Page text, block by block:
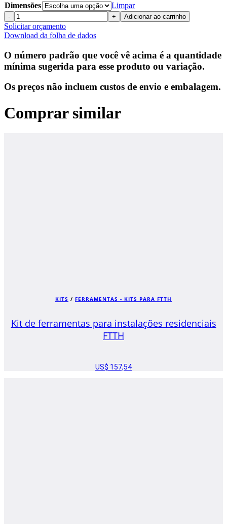
preço:
US$ 5,39
a
US$ 15,07
Dimensões Limpar
+
304
Stainless
Steel
Plastic
quantidade
- Adicionar ao carrinho
Solicitar orçamento
Download da folha de dados
O número padrão que você vê acima é a quantidade
mínima sugerida para esse produto ou variação.
Os preços não incluem custos de envio e embalagem.
Comprar similar
KITS / FERRAMENTAS - KITS PARA FTTH
Kit de ferramentas para instalações residenciais
FTTH
US$ 157,54